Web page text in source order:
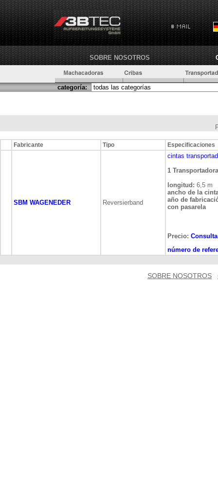
SOBRE NOSOTROS
categoría:
Fabricante Tipo Especificaciones
SBM WAGENEDER Reversierband
cintas
1
longitud: 6,5 m
ancho de la
año de
con pasarela
Precio:
número de
SOBRE NOSOTROS